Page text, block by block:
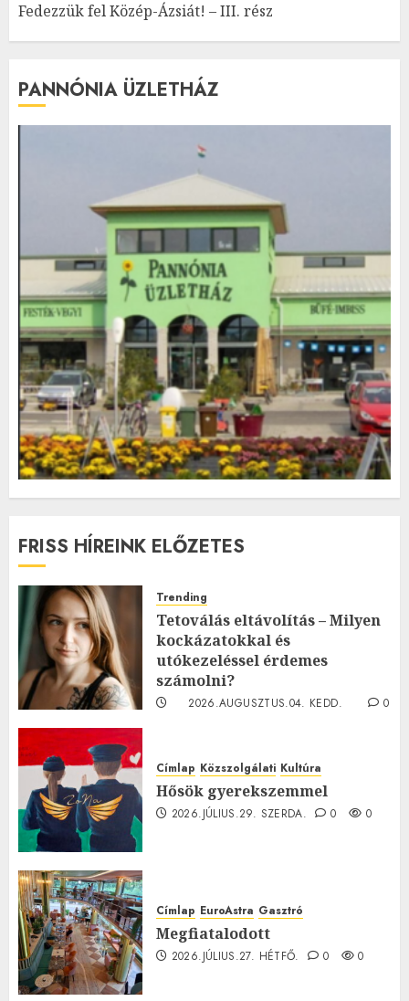
Fedezzük fel Közép-Ázsiát! – III. rész
PANNÓNIA ÜZLETHÁZ
FRISS HÍREINK ELŐZETES
Trending
Tetoválás eltávolítás – Milyen
kockázatokkal és
utókezeléssel érdemes
számolni?
2026.AUGUSZTUS.04. KEDD.
0
Címlap Közszolgálati Kultúra
Hősök gyerekszemmel
2026.JÚLIUS.29. SZERDA. 0 0
Címlap EuroAstra Gasztró
Megfiatalodott
2026.JÚLIUS.27. HÉTFŐ. 0 0